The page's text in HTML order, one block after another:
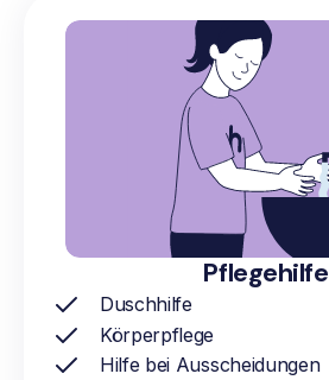
Pflegehilfe
Duschhilfe
Körperpflege
Hilfe bei Ausscheidungen